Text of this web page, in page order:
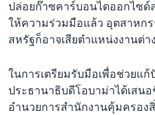
ปล่อยก๊าซคาร์บอนไดออกไซด์
ให้ความร่วมมือแล้ว อุตสาหกร
สหรัฐก็อาจเสียตำแหน่งงานต่า
ในการเตรียมรับมือเพื่อช่วยแ
ประธานาธิบดีโอบาม่าได้เสน
อำนวยการสำนักงานคุ้มครอง